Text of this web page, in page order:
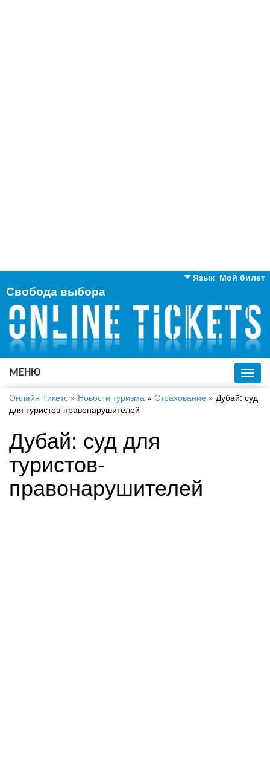
Мой билет
Язык
Английский
Русский
Украинский
Свобода выбора
МЕНЮ
Онлайн Тикетс » Новости туризма » Страхование » Дубай: суд
для туристов-правонарушителей
Дубай: суд для
туристов-
правонарушителей